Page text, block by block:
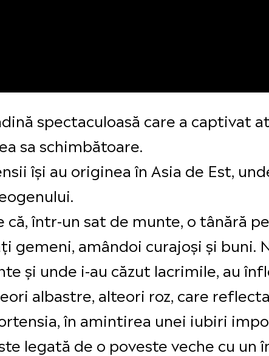
spectaculoasă care a captivat
sa schimbătoare.
își au originea în Asia de Est,
într-un sat de munte, o tânără
amândoi curajoși și buni.
și unde i-au căzut lacrimile, au
albastre, alteori roz, care
în amintirea unei iubiri
legată de o poveste veche cu un